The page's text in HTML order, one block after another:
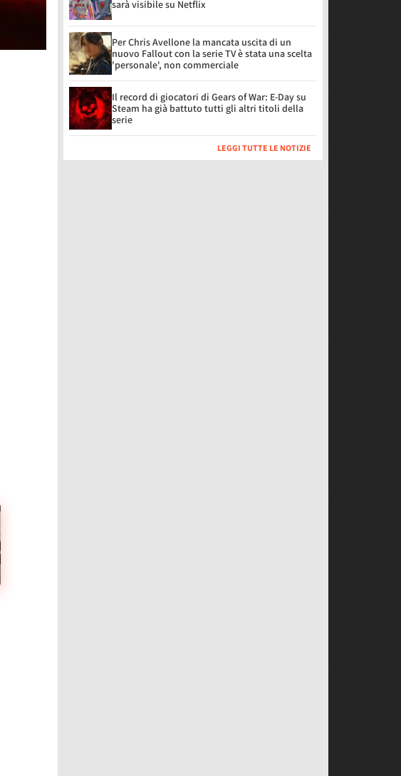
sarà visibile su Netflix
Per Chris Avellone la mancata uscita di un
nuovo Fallout con la serie TV è stata una scelta
'personale', non commerciale
Il record di giocatori di Gears of War: E-Day su
Steam ha già battuto tutti gli altri titoli della
serie
LEGGI TUTTE LE NOTIZIE